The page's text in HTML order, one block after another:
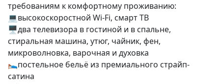
требованиям к комфортному проживанию:
💻высокоскоростной Wi-Fi, смарт ТВ
🖥два телевизора в гостиной и в спальне,
стиральная машина, утюг, чайник, фен,
микроволновка, варочная и духовка
🛌постельное бельё из премиального страйп-
сатина